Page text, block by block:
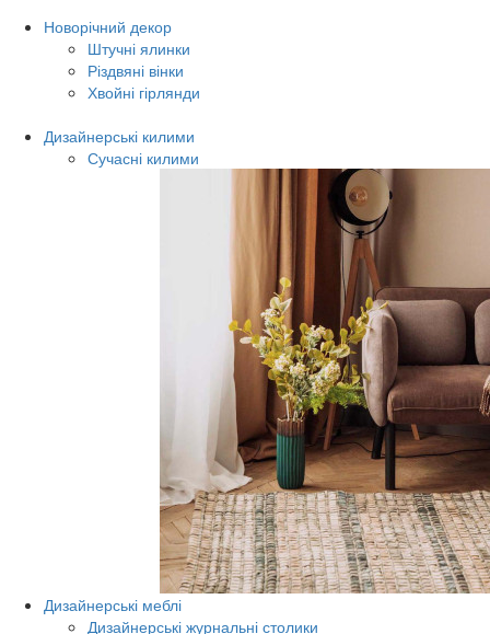
Новорічний декор
Штучні ялинки
Різдвяні вінки
Хвойні гірлянди
Дизайнерські килими
Сучасні килими
Дизайнерські меблі
Дизайнерські журнальні столики